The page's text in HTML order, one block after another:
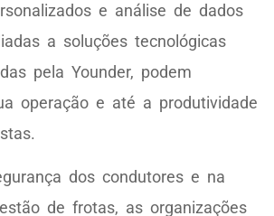
e análise de dados
a soluções tecnológicas
pela Younder, podem
operação e até a produtividade
dos condutores e na
de frotas, as organizações